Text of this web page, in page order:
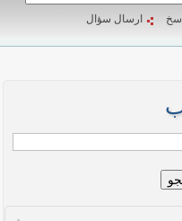
ارسال سؤال